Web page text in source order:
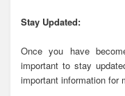
Stay Updated:
Once you have
important to stay
important information for